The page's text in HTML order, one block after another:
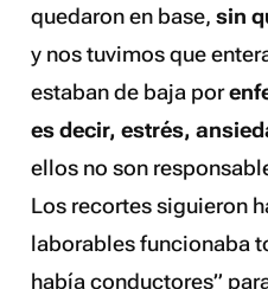
quedaron en base,sin
y nos tuvimos que
estaban de baja por
es decir, estrés,
ellos no son
Los recortes siguieron
laborables funcionaba
había conductores”